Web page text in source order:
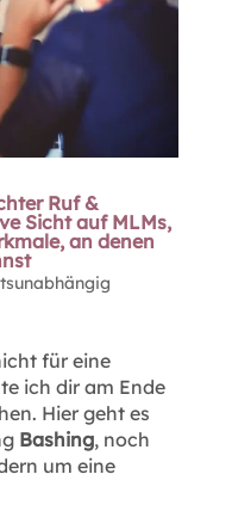
Ruf &
Sicht auf MLMs,
an denen
für eine
ich dir am Ende
Hier geht es
Bashing, noch
um eine